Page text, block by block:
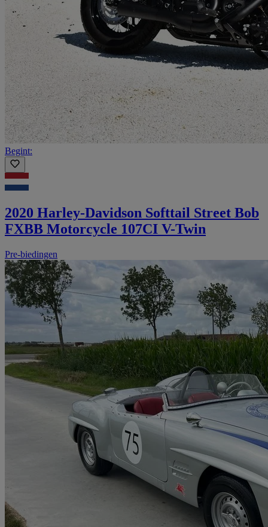
Begint:
2020 Harley-Davidson Softtail Street Bob
FXBB Motorcycle 107CI V-Twin
Pre-biedingen